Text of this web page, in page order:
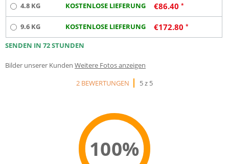
4.8 KG KOSTENLOSE LIEFERUNG €86.40
9.6 KG KOSTENLOSE LIEFERUNG €172.80
SENDEN IN 72 STUNDEN
Bilder unserer Kunden Weitere Fotos anzeigen
2 BEWERTUNGEN
5 z 5
100%